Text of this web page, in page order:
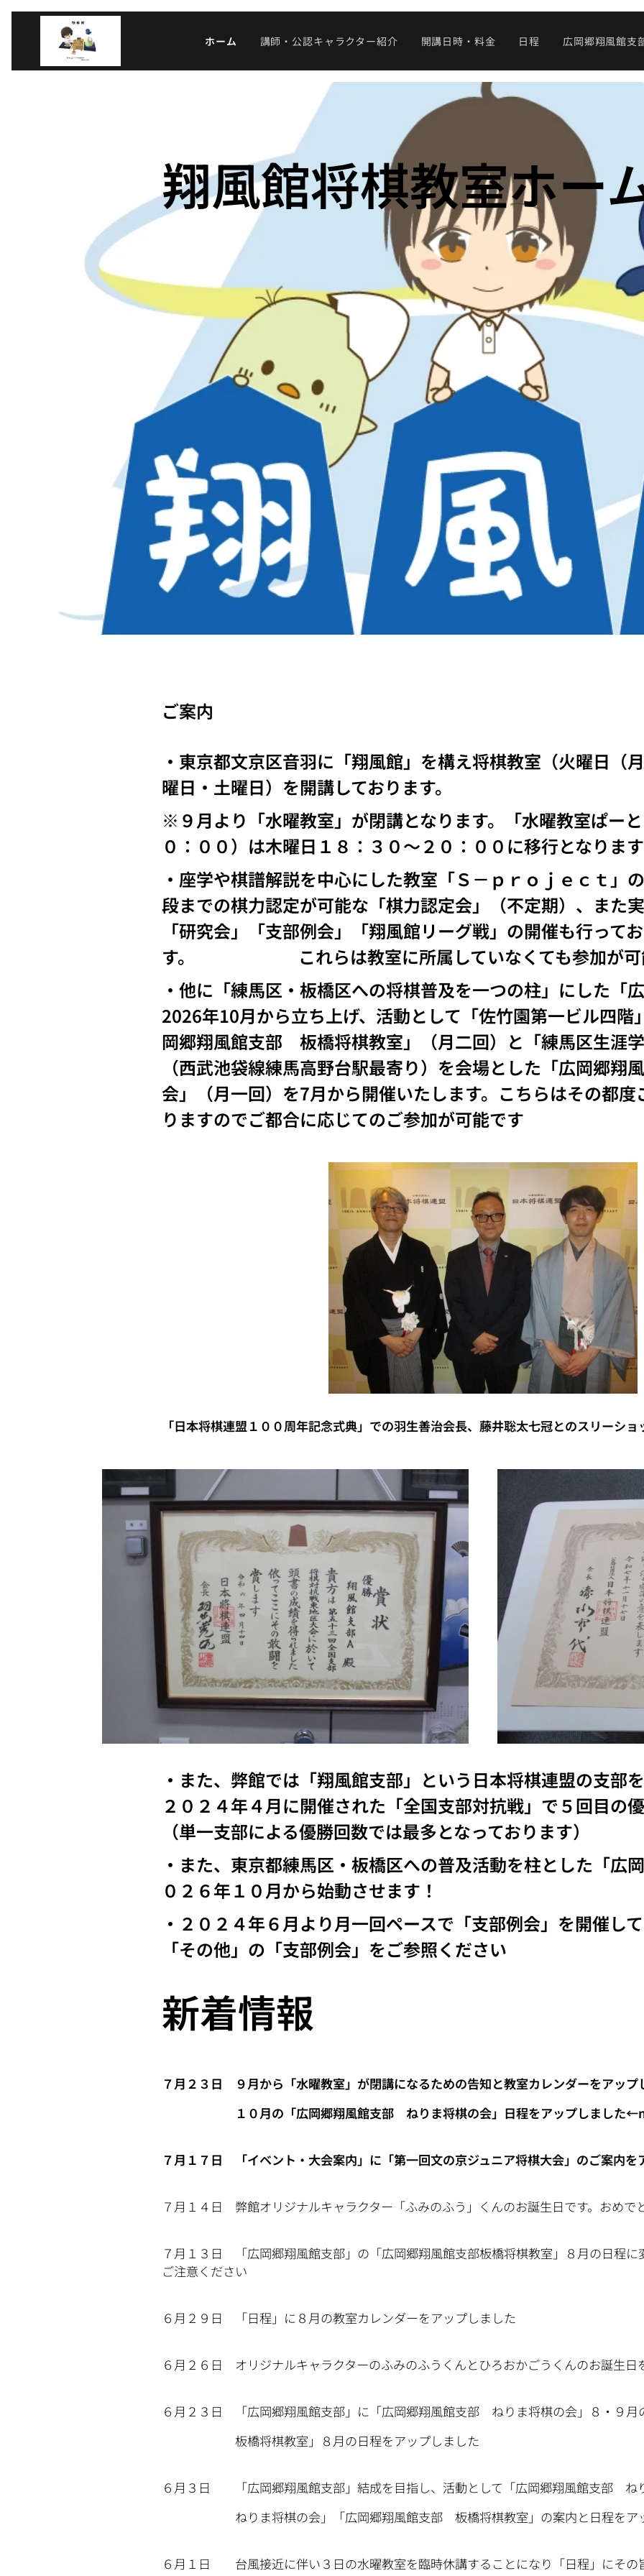
ホーム 講師・公認キャラクター紹介 開講日時・料金 日程 広岡郷翔風館支
翔風館将棋教室ホー
ご案内
・東京都文京区音羽に「翔風館」を構え将棋教室（火曜日（
曜日・土曜日）を開講しております。
※９月より「水曜教室」が閉講となります。「水曜教室ぱー
０：００）は木曜日１８：３０～２０：００に移行となります
・座学や棋譜解説を中心にした教室「Ｓ－ｐｒｏｊｅｃｔ」
段までの棋力認定が可能な「棋力認定会」（不定期）、また
「研究会」「支部例会」「翔風館リーグ戦」の開催も行って
す。 これらは教室に所属していなくても参加が
・他に「練馬区・板橋区への将棋普及を一つの柱」にした「
2026年10月から立ち上げ、活動として「佐竹園第一ビル四階
岡郷翔風館支部 板橋将棋教室」（月二回）と「練馬区生涯
（西武池袋線練馬高野台駅最寄り）を会場とした「広岡郷翔
会」（月一回）を7月から開催いたします。こちらはその都度
りますのでご都合に応じてのご参加が可能です
「日本将棋連盟１００周年記念式典」での羽生善治会長、藤井聡太七冠とのスリーショ
・また、弊館では「翔風館支部」という日本将棋連盟の支部
２０２４年４月に開催された「全国支部対抗戦」で５回目の
（単一支部による優勝回数では最多となっております）
・また、東京都練馬区・板橋区への普及活動を柱とした「広
０２６年１０月から始動させます！
・２０２４年６月より月一回ペースで「支部例会」を開催し
「その他」の「支部例会」をご参照ください
新着情報
７月２３日 ９月から「水曜教室」が閉講になるための告知と教室カレンダーをアップ
１０月の「広岡郷翔風館支部 ねりま将棋の会」日程をアップしました
７月１７日 「イベント・大会案内」に「第一回文の京ジュニア将棋大会」のご案内
７月１４日 弊館オリジナルキャラクター「ふみのふう」くんのお誕生日です。おめで
７月１３日 「広岡郷翔風館支部」の「広岡郷翔風館支部板橋将棋教室」８月の日程に
ご注意ください
６月２９日 「日程」に８月の教室カレンダーをアップしました
６月２６日 オリジナルキャラクターのふみのふうくんとひろおかごうくんのお誕生日
６月２３日 「広岡郷翔風館支部」に「広岡郷翔風館支部 ねりま将棋の会」８・９月
板橋将棋教室」８月の日程をアップしました
６月３日 「広岡郷翔風館支部」結成を目指し、活動として「広岡郷翔風館支部 ね
ねりま将棋の会」「広岡郷翔風館支部 板橋将棋教室」の案内と日程をア
６月１日 台風接近に伴い３日の水曜教室を臨時休講することになり「日程」にその